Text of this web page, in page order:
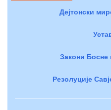
Дејтонски
Закони Босне
Резолуције